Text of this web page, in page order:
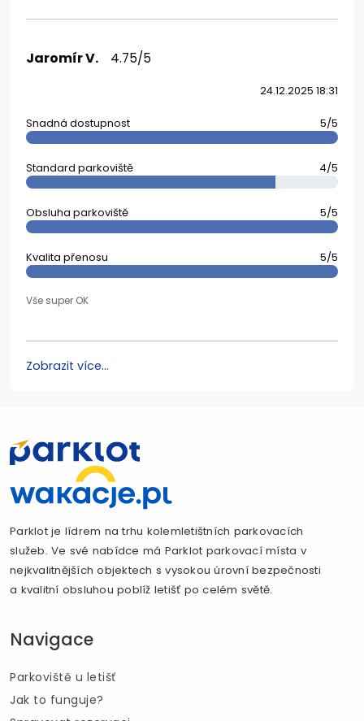
Jaromír V. 4.75/5
24.12.2025 18:31
Snadná dostupnost 5/5
Standard parkoviště 4/5
Obsluha parkoviště 5/5
Kvalita přenosu 5/5
Vše super OK
Zobrazit více...
Parklot je lídrem na trhu kolemletištních parkovacích
služeb. Ve své nabídce má Parklot parkovací místa v
nejkvalitnějších objektech s vysokou úrovní bezpečnosti
a kvalitní obsluhou poblíž letišť po celém světě.
Navigace
Parkoviště u letišť
Jak to funguje?